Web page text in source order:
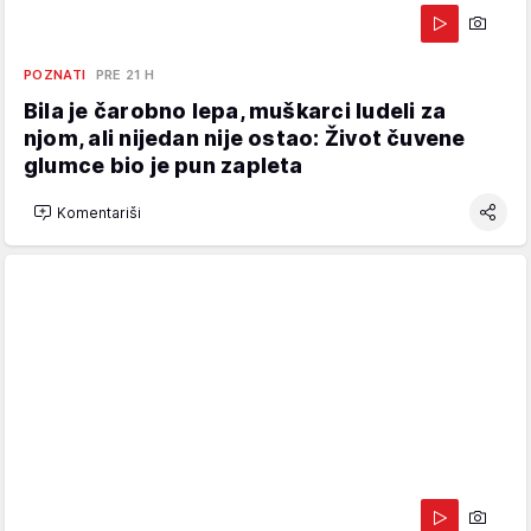
POZNATI PRE 21 H
Bila je čarobno lepa, muškarci ludeli za
njom, ali nijedan nije ostao: Život čuvene
glumce bio je pun zapleta
Komentariši